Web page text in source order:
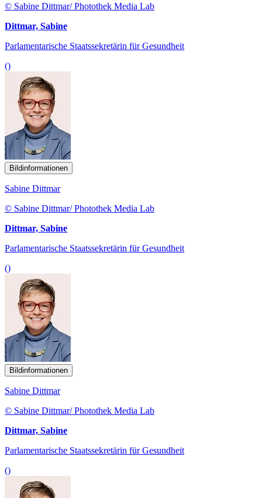
© Sabine Dittmar/ Photothek Media Lab
Dittmar, Sabine
Parlamentarische Staatssekretärin für Gesundheit
()
Bildinformationen
Sabine Dittmar
© Sabine Dittmar/ Photothek Media Lab
Dittmar, Sabine
Parlamentarische Staatssekretärin für Gesundheit
()
Bildinformationen
Sabine Dittmar
© Sabine Dittmar/ Photothek Media Lab
Dittmar, Sabine
Parlamentarische Staatssekretärin für Gesundheit
()